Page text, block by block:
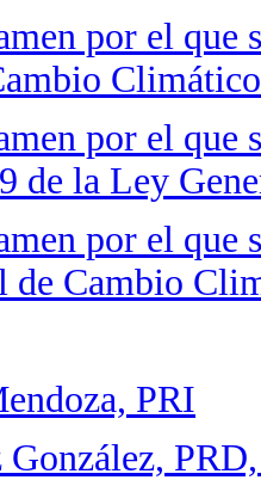
por el que
Climático
por el
de la Ley
por el
de Cambio
PRI
González,